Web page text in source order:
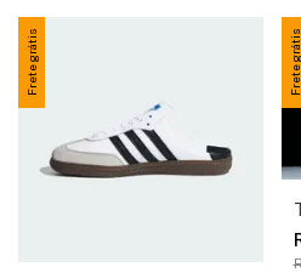
Frete grátis Frete grátis